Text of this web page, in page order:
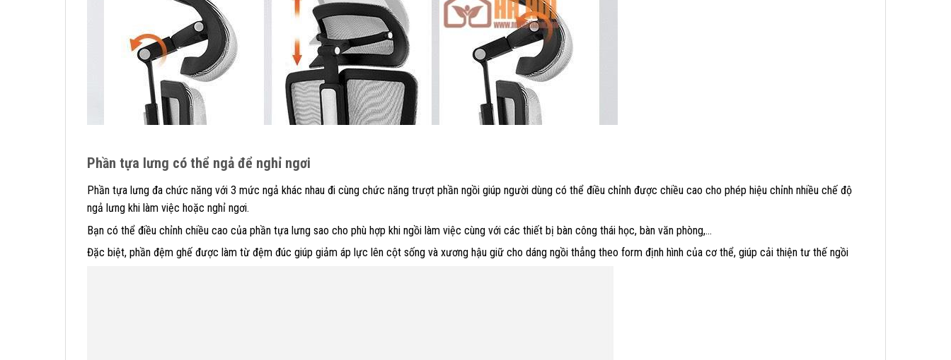
Phần tựa lưng có thể ngả để nghỉ ngơi
Phần tựa lưng đa chức năng với 3 mức ngả khác nhau đi cùng chức năng trượt phần ngồi giúp người dùng có thể điều chỉnh được chiều cao cho phép hiệu chỉnh nhiều chế độ
ngả lưng khi làm việc hoặc nghỉ ngơi.
Bạn có thể điều chỉnh chiều cao của phần tựa lưng sao cho phù hợp khi ngồi làm việc cùng với các thiết bị bàn công thái học, bàn văn phòng,…
Đặc biệt, phần đệm ghế được làm từ đệm đúc giúp giảm áp lực lên cột sống và xương hậu giữ cho dáng ngồi thẳng theo form định hình của cơ thể, giúp cải thiện tư thế ngồi